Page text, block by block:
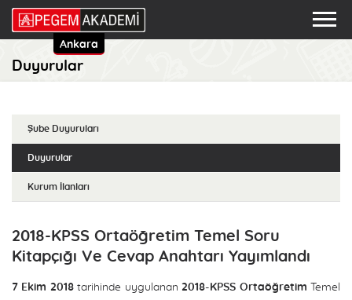
Ankara
Duyurular
Şube Duyuruları
Duyurular
Kurum İlanları
2018-KPSS Ortaöğretim Temel Soru
Kitapçığı Ve Cevap Anahtarı Yayımlandı
7 Ekim 2018tarihinde uygulanan2018-KPSS Ortaöğretim Temel